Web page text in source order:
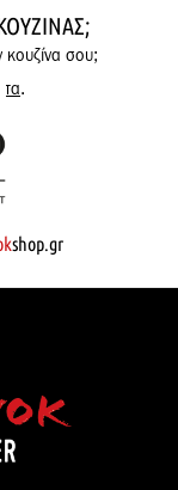
κουζίνα σου;
.
shop.gr